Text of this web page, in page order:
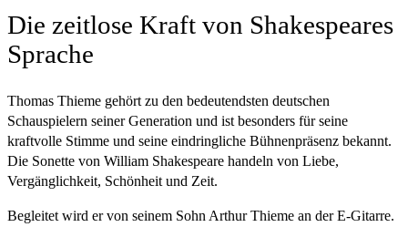
Die zeitlose Kraft von Shakespeares
Sprache
Thomas Thieme gehört zu den bedeutendsten deutschen
Schauspielern seiner Generation und ist besonders für seine
kraftvolle Stimme und seine eindringliche Bühnenpräsenz bekannt.
Die Sonette von William Shakespeare handeln von Liebe,
Vergänglichkeit, Schönheit und Zeit.
Begleitet wird er von seinem Sohn Arthur Thieme an der E-Gitarre.